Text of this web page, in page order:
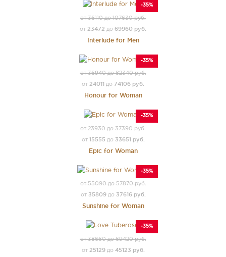
-35%
от 36110 до 107630 руб.
от 23472 до 69960 руб.
Interlude for Men
-35%
от 36940 до 82340 руб.
от 24011 до 74106 руб.
Honour for Woman
-35%
от 23930 до 37390 руб.
от 15555 до 33651 руб.
Epic for Woman
-35%
от 55090 до 57870 руб.
от 35809до 37616 руб.
Sunshine for Woman
-35%
от 38660 до 69420 руб.
от 25129до 45123 руб.